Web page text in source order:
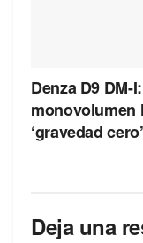
Denza D9 DM-
monovolumen
‘gravedad
Deja una